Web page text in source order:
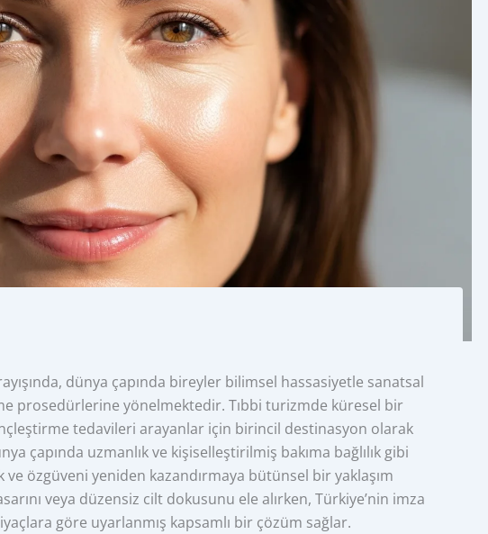
dünya çapında bireyler bilimsel hassasiyetle sanatsal
prosedürlerine yönelmektedir. Tıbbi turizmde küresel bir
tedavileri arayanlar için birincil destinasyon olarak
çapında uzmanlık ve kişiselleştirilmiş bakıma bağlılık gibi
ve özgüveni yeniden kazandırmaya bütünsel bir yaklaşım
veya düzensiz cilt dokusunu ele alırken, Türkiye’nin imza
göre uyarlanmış kapsamlı bir çözüm sağlar.